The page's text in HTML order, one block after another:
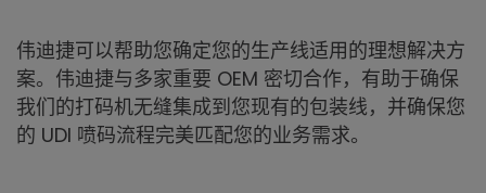
伟迪捷可以帮助您确定您的生产线适用的理想解决方
案。伟迪捷与多家重要 OEM 密切合作，有助于确保
我们的打码机无缝集成到您现有的包装线，并确保您
的 UDI 喷码流程完美匹配您的业务需求。